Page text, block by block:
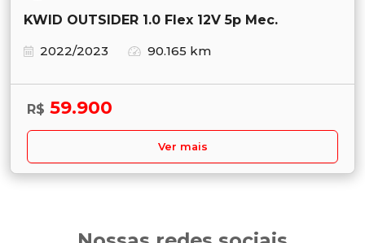
KWID OUTSIDER 1.0 Flex 12V 5p Mec.
2022/2023
90.165 km
R$ 59.900
Ver mais